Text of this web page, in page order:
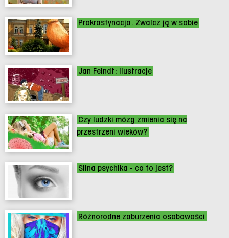
Prokrastynacja. Zwalcz ją w sobie
Jan Feindt: Ilustracje
Czy ludzki mózg zmienia się na
przestrzeni wieków?
Silna psychika - co to jest?
Różnorodne zaburzenia osobowości